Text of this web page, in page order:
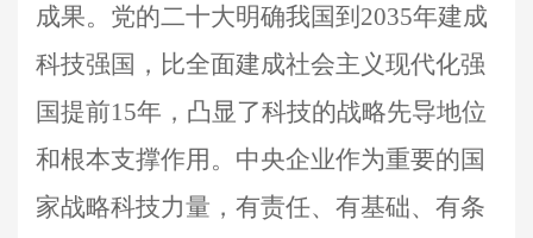
成果。党的二十大明确我国到2035年建成
科技强国，比全面建成社会主义现代化强
国提前15年，凸显了科技的战略先导地位
和根本支撑作用。中央企业作为重要的国
家战略科技力量，有责任、有基础、有条